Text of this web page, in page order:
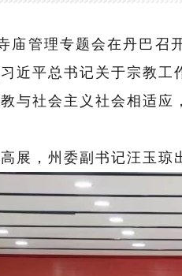
庙管理专题会在丹巴召
近平总书记关于宗教工
与社会主义社会相适应
，州委副书记汪玉琼